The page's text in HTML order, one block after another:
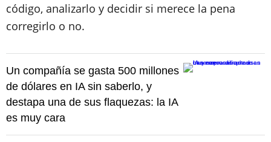
código, analizarlo y decidir si merece la pena
corregirlo o no.
Un compañía se gasta 500 millones
de dólares en IA sin saberlo, y
destapa una de sus flaquezas: la IA
es muy cara